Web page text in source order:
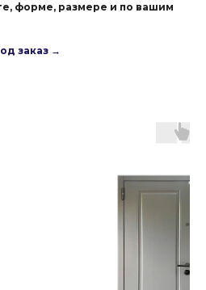
форме, размере и по вашим
заказ →